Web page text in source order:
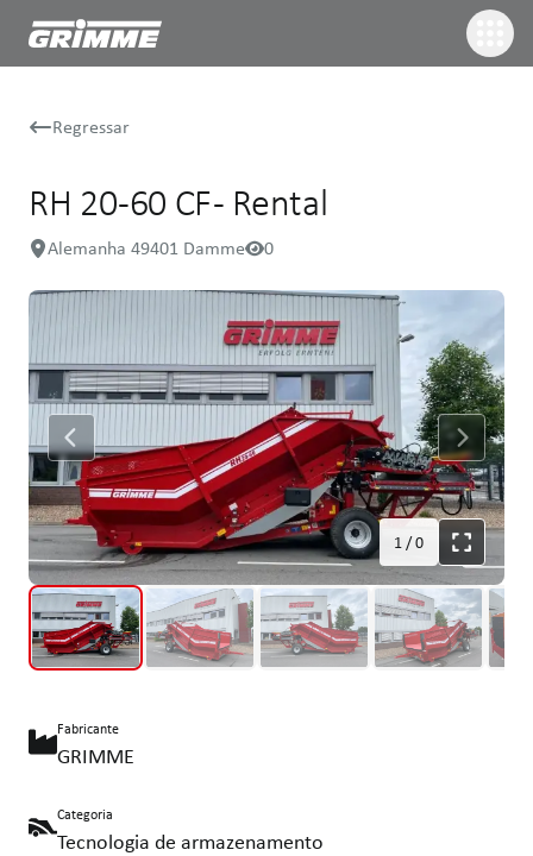
Regressar
RH 20 -60 CF - Rental
Alemanha 49401 Damme 0
1/0
Fabricante
GRIMME
Categoria
Tecnologia de armazenamento